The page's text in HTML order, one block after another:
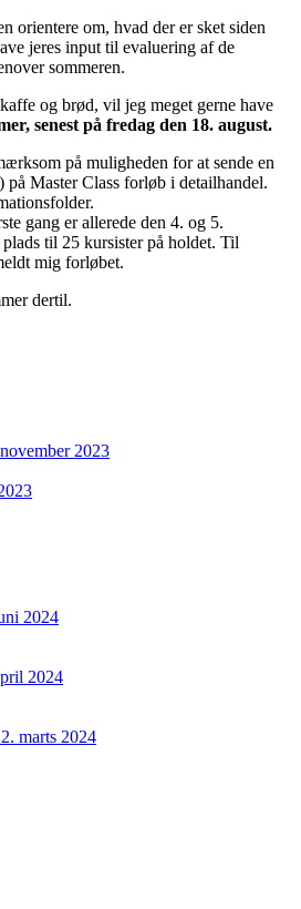
orientere om, hvad der er sket siden
jeres input til evaluering af de
sommeren.
og brød, vil jeg meget gerne have
senest på fredag den 18. august.
på muligheden for at sende en
på Master Class forløb i detailhandel.
gang er allerede den 4. og 5.
til 25 kursister på holdet. Til
mig forløbet.
dertil.
2023
2024
2024
marts 2024